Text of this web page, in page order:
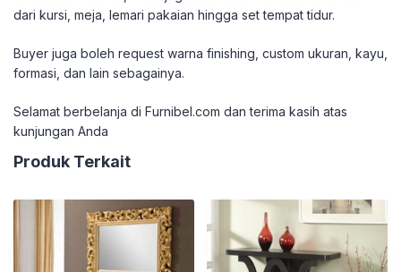
dari kursi, meja, lemari pakaian hingga set tempat tidur.
Buyer juga boleh request warna finishing, custom ukuran, kayu,
formasi, dan lain sebagainya.
Selamat berbelanja di Furnibel.com dan terima kasih atas
kunjungan Anda
Produk Terkait